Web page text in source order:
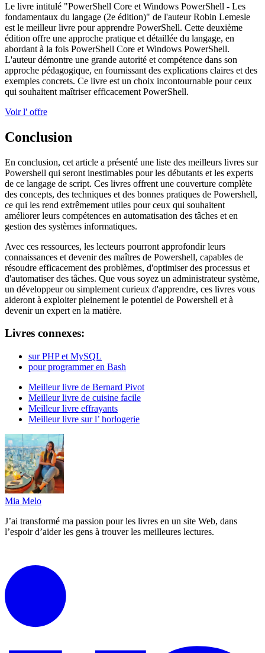
Le livre intitulé "PowerShell Core et Windows PowerShell - Les
fondamentaux du langage (2e édition)" de l'auteur Robin Lemesle
est le meilleur livre pour apprendre PowerShell. Cette deuxième
édition offre une approche pratique et détaillée du langage, en
abordant à la fois PowerShell Core et Windows PowerShell.
L'auteur démontre une grande autorité et compétence dans son
approche pédagogique, en fournissant des explications claires et des
exemples concrets. Ce livre est un choix incontournable pour ceux
qui souhaitent maîtriser efficacement PowerShell.
Voir l' offre
Conclusion
En conclusion, cet article a présenté une liste des meilleurs livres sur
Powershell qui seront inestimables pour les débutants et les experts
de ce langage de script. Ces livres offrent une couverture complète
des concepts, des techniques et des bonnes pratiques de Powershell,
ce qui les rend extrêmement utiles pour ceux qui souhaitent
améliorer leurs compétences en automatisation des tâches et en
gestion des systèmes informatiques.
Avec ces ressources, les lecteurs pourront approfondir leurs
connaissances et devenir des maîtres de Powershell, capables de
résoudre efficacement des problèmes, d'optimiser des processus et
d'automatiser des tâches. Que vous soyez un administrateur système,
un développeur ou simplement curieux d'apprendre, ces livres vous
aideront à exploiter pleinement le potentiel de Powershell et à
devenir un expert en la matière.
Livres connexes:
sur PHP et MySQL
pour programmer en Bash
Meilleur livre de Bernard Pivot
Meilleur livre de cuisine facile
Meilleur livre effrayants
Meilleur livre sur l’ horlogerie
Mia Melo
J’ai transformé ma passion pour les livres en un site Web, dans
l’espoir d’aider les gens à trouver les meilleures lectures.